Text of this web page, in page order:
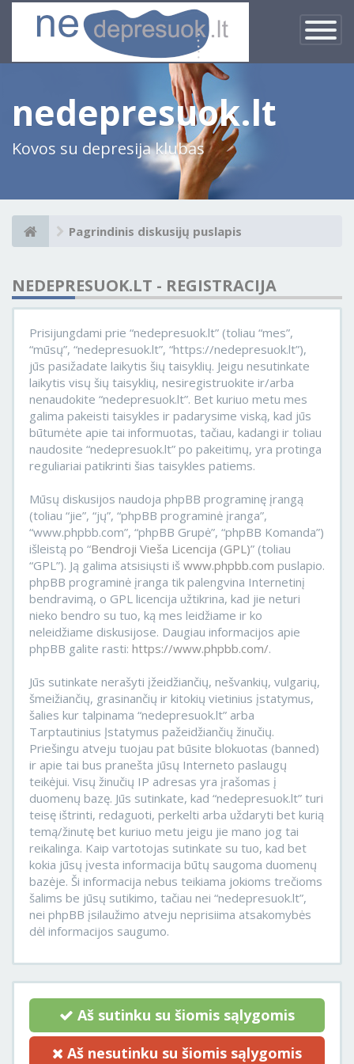
Įjungti
×
nedepresuok.lt
Kovos su depresija klubas
Pagrindinis diskusijų puslapis
NEDEPRESUOK.LT - REGISTRACIJA
Prisijungdami prie “nedepresuok.lt” (toliau “mes”,
“mūsų”, “nedepresuok.lt”, “https://nedepresuok.lt”),
jūs pasižadate laikytis šių taisyklių. Jeigu nesutinkate
laikytis visų šių taisyklių, nesiregistruokite ir/arba
nenaudokite “nedepresuok.lt”. Bet kuriuo metu mes
galima pakeisti taisykles ir padarysime viską, kad jūs
būtumėte apie tai informuotas, tačiau, kadangi ir toliau
naudosite “nedepresuok.lt” po pakeitimų, yra protinga
reguliariai patikrinti šias taisykles patiems.
Mūsų diskusijos naudoja phpBB programinę įrangą
(toliau “jie”, “jų”, “phpBB programinė įranga”,
“www.phpbb.com”, “phpBB Grupė”, “phpBB Komanda”)
išleistą po “Bendroji Vieša Licencija (GPL)” (toliau
“GPL”). Ją galima atsisiųsti iš www.phpbb.com puslapio.
phpBB programinė įranga tik palengvina Internetinį
bendravimą, o GPL licencija užtikrina, kad jie neturi
nieko bendro su tuo, ką mes leidžiame ir ko
neleidžiame diskusijose. Daugiau informacijos apie
phpBB galite rasti: https://www.phpbb.com/.
Jūs sutinkate nerašyti įžeidžiančių, nešvankių, vulgarių,
šmeižiančių, grasinančių ir kitokių vietinius įstatymus,
šalies kur talpinama “nedepresuok.lt” arba
Tarptautinius Įstatymus pažeidžiančių žinučių.
Priešingu atveju tuojau pat būsite blokuotas (banned)
ir apie tai bus pranešta jūsų Interneto paslaugų
teikėjui. Visų žinučių IP adresas yra įrašomas į
duomenų bazę. Jūs sutinkate, kad “nedepresuok.lt” turi
teisę ištrinti, redaguoti, perkelti arba uždaryti bet kurią
temą/žinutę bet kuriuo metu jeigu jie mano jog tai
reikalinga. Kaip vartotojas sutinkate su tuo, kad bet
kokia jūsų įvesta informacija būtų saugoma duomenų
bazėje. Ši informacija nebus teikiama jokioms trečioms
šalims be jūsų sutikimo, tačiau nei “nedepresuok.lt”,
nei phpBB įsilaužimo atveju neprisiima atsakomybės
dėl informacijos saugumo.
Aš sutinku su šiomis sąlygomis
Aš nesutinku su šiomis sąlygomis